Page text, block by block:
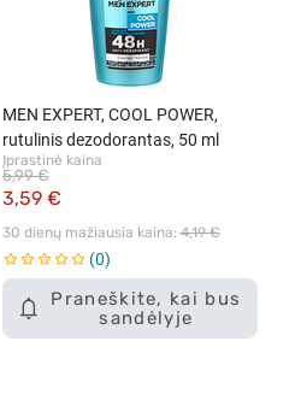
Praneškite, kai bus
sandėlyje
MEN EXPERT, COOL POWER,
rutulinis dezodorantas, 50 ml
Įprastinė kaina
3,59 €
5,99 €
30 dienų mažiausia kaina: 4,19 €
0